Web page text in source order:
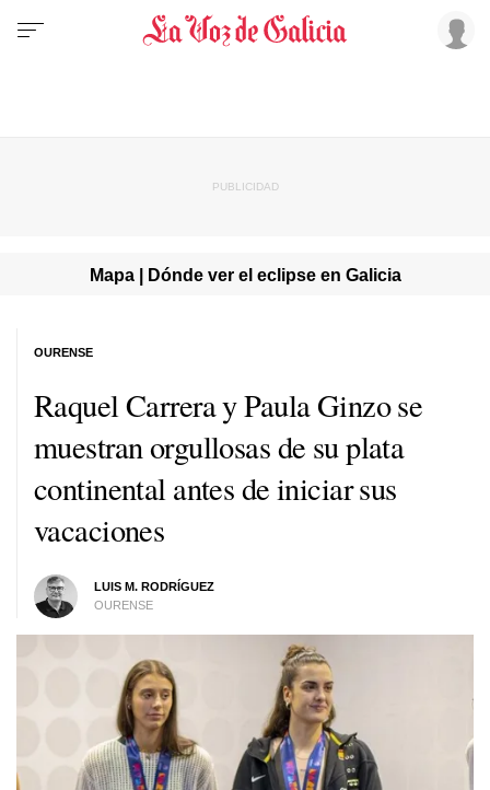
Mapa | Dónde ver el eclipse en Galicia
Raquel Carrera y Paula Ginzo se
muestran orgullosas de su plata
continental antes de iniciar sus
vacaciones
LUIS M. RODRÍGUEZ
OURENSE
OURENSE